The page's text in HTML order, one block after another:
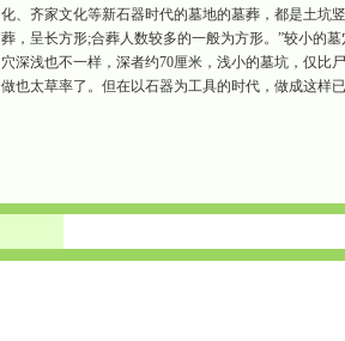
化、齐家文化等新石器时代的墓地的墓葬，都是土坑
葬，呈长方形;合葬人数较多的一般为方形。”较小的
穴深浅也不一样，深者约70厘米，浅小的墓坑，仅比
做也太草率了。但在以石器为工具的时代，做成这样已